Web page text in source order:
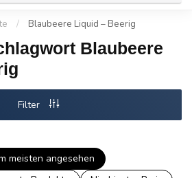
/ Blaubeere Liquid – Beerig
Blaubeere
Filter
meisten angesehen